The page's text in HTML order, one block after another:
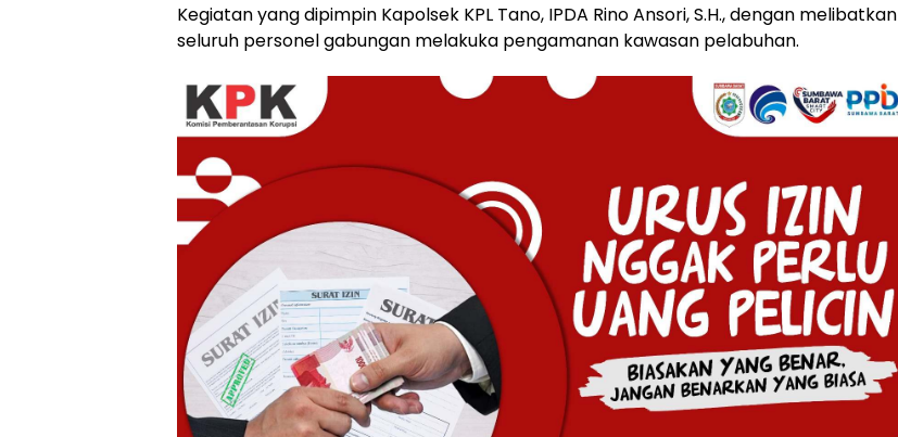
Kegiatan yang dipimpin Kapolsek KPL Tano, IPDA Rino Ansori, S.H., dengan melibatkan
seluruh personel gabungan melakuka pengamanan kawasan pelabuhan.